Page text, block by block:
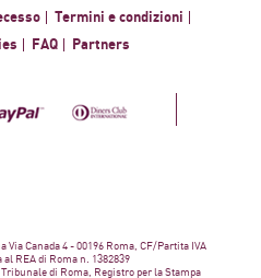
Termini e condizioni
FAQ Partners
Canada 4 - 00196 Roma, CF/Partita IVA
al REA di Roma n. 1382839
di Roma, Registro per la Stampa